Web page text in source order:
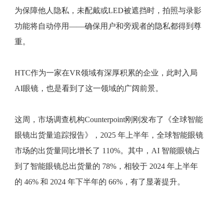
为保障他人隐私，未配戴或LED被遮挡时，拍照与录影
功能将自动停用——确保用户和旁观者的隐私都得到尊
重。
HTC作为一家在VR领域有深厚积累的企业，此时入局
AI眼镜，也是看到了这一领域的广阔前景。
这周，市场调查机构Counterpoint刚刚发布了《全球智能
眼镜出货量追踪报告》，2025 年上半年，全球智能眼镜
市场的出货量同比增长了 110%。其中，AI 智能眼镜占
到了智能眼镜总出货量的 78%，相较于 2024 年上半年
的 46% 和 2024 年下半年的 66%，有了显著提升。